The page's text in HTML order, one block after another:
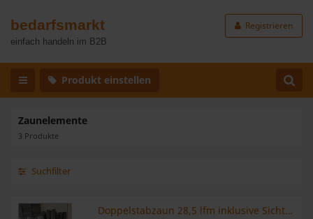
bedarfsmarkt
einfach handeln im B2B
Registrieren
Produkt einstellen
Zaunelemente
3 Produkte
Suchfilter
Doppelstabzaun 28,5 lfm inklusive Sichtschutzstreifen